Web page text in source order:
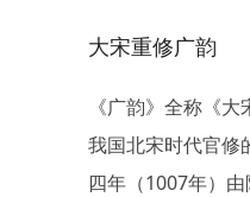
大宋重修广韵
《广韵》全称《
我国北宋时代官修
四年（1007年）